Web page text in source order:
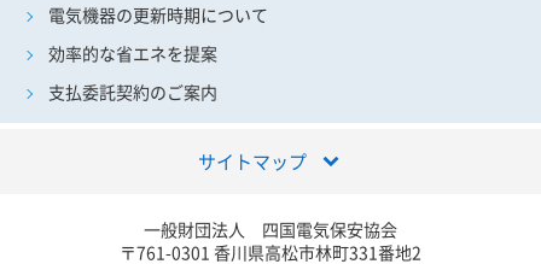
電気機器の更新時期について
効率的な省エネを提案
支払委託契約のご案内
サイトマップ
一般財団法人 四国電気保安協会
〒761-0301 香川県高松市林町331番地2